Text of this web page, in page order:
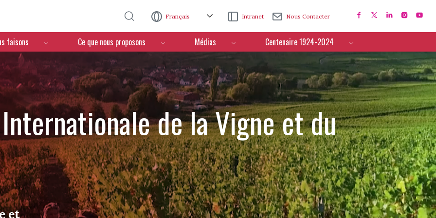
Français Intranet Nous Contacter
faisons Ce que nous proposons Médias Centenaire 1924-2024
de la Vigne et du
et